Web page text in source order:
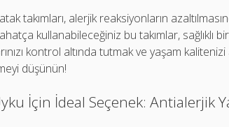
takımları, alerjik reaksiyonların
kullanabileceğiniz bu takımlar, sağlıklı
kontrol altında tutmak ve yaşam
düşünün!
İçin İdeal Seçenek: Antialerjik